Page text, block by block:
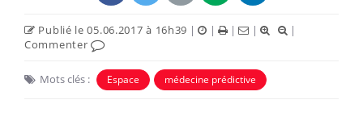
Publié le 05.06.2017 à 16h39 | | | |
|
Commenter
Mots clés : Espace médecine prédictive